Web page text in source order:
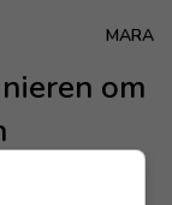
MARA
om